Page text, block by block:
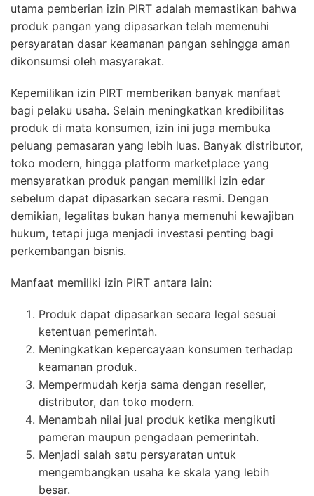
utama pemberian izin PIRT adalah memastikan bahwa
produk pangan yang dipasarkan telah memenuhi
persyaratan dasar keamanan pangan sehingga aman
dikonsumsi oleh masyarakat.
Kepemilikan izin PIRT memberikan banyak manfaat
bagi pelaku usaha. Selain meningkatkan kredibilitas
produk di mata konsumen, izin ini juga membuka
peluang pemasaran yang lebih luas. Banyak distributor,
toko modern, hingga platform marketplace yang
mensyaratkan produk pangan memiliki izin edar
sebelum dapat dipasarkan secara resmi. Dengan
demikian, legalitas bukan hanya memenuhi kewajiban
hukum, tetapi juga menjadi investasi penting bagi
perkembangan bisnis.
Manfaat memiliki izin PIRT antara lain:
Produk dapat dipasarkan secara legal sesuai
ketentuan pemerintah.
Meningkatkan kepercayaan konsumen terhadap
keamanan produk.
Mempermudah kerja sama dengan reseller,
distributor, dan toko modern.
Menambah nilai jual produk ketika mengikuti
pameran maupun pengadaan pemerintah.
Menjadi salah satu persyaratan untuk
mengembangkan usaha ke skala yang lebih
besar.